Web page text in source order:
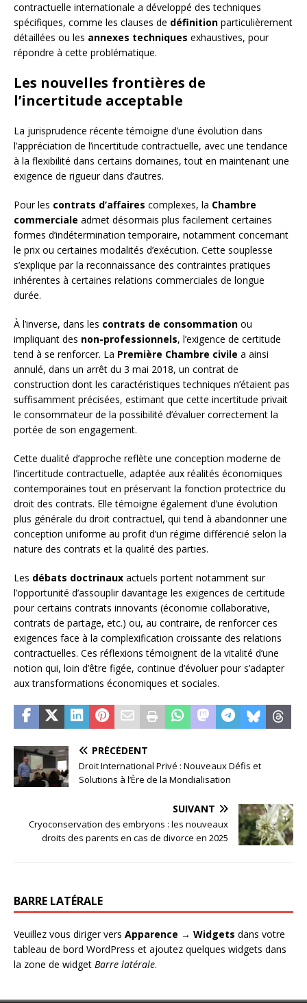
contractuelle internationale a développé des techniques
spécifiques, comme les clauses de définition particulièrement
détaillées ou les annexes techniques exhaustives, pour
répondre à cette problématique.
Les nouvelles frontières de
l’incertitude acceptable
La jurisprudence récente témoigne d’une évolution dans
l’appréciation de l’incertitude contractuelle, avec une tendance
à la flexibilité dans certains domaines, tout en maintenant une
exigence de rigueur dans d’autres.
Pour les contrats d’affaires complexes, la Chambre
commerciale admet désormais plus facilement certaines
formes d’indétermination temporaire, notamment concernant
le prix ou certaines modalités d’exécution. Cette souplesse
s’explique par la reconnaissance des contraintes pratiques
inhérentes à certaines relations commerciales de longue
durée.
À l’inverse, dans les contrats de consommation ou
impliquant des non-professionnels, l’exigence de certitude
tend à se renforcer. La Première Chambre civile a ainsi
annulé, dans un arrêt du 3 mai 2018, un contrat de
construction dont les caractéristiques techniques n’étaient pas
suffisamment précisées, estimant que cette incertitude privait
le consommateur de la possibilité d’évaluer correctement la
portée de son engagement.
Cette dualité d’approche reflète une conception moderne de
l’incertitude contractuelle, adaptée aux réalités économiques
contemporaines tout en préservant la fonction protectrice du
droit des contrats. Elle témoigne également d’une évolution
plus générale du droit contractuel, qui tend à abandonner une
conception uniforme au profit d’un régime différencié selon la
nature des contrats et la qualité des parties.
Les débats doctrinaux actuels portent notamment sur
l’opportunité d’assouplir davantage les exigences de certitude
pour certains contrats innovants (économie collaborative,
contrats de partage, etc.) ou, au contraire, de renforcer ces
exigences face à la complexification croissante des relations
contractuelles. Ces réflexions témoignent de la vitalité d’une
notion qui, loin d’être figée, continue d’évoluer pour s’adapter
aux transformations économiques et sociales.
PRÉCÉDENT
Droit International Privé : Nouveaux Défis et
Solutions à l’Ère de la Mondialisation
SUIVANT
Cryoconservation des embryons : les nouveaux
droits des parents en cas de divorce en 2025
BARRE LATÉRALE
Veuillez vous diriger vers Apparence → Widgets dans votre
tableau de bord WordPress et ajoutez quelques widgets dans
la zone de widget Barre latérale.